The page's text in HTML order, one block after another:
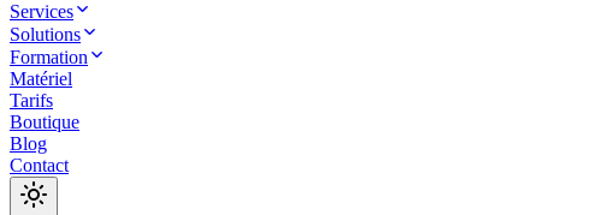
Services
Solutions
Formation
Matériel
Tarifs
Boutique
Blog
Contact